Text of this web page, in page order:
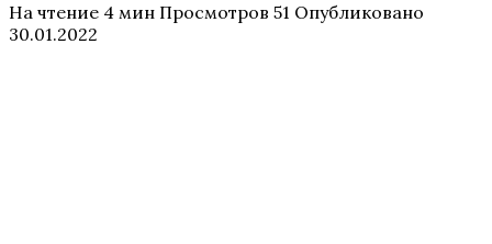
На чтение 4 мин Просмотров 51 Опубликовано
30.01.2022